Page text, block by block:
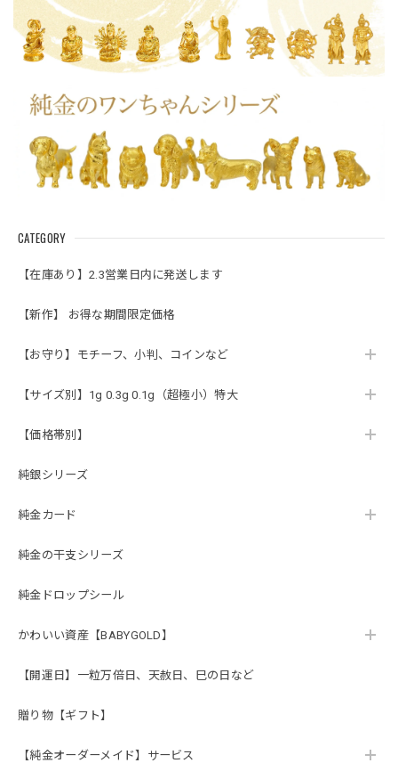
CATEGORY
【在庫あり】2.3営業日内に発送します
【新作】 お得な期間限定価格
【お守り】モチーフ、小判、コインなど
【サイズ別】1g 0.3g 0.1g（超極小）特大
【価格帯別】
純銀シリーズ
純金カード
純金の干支シリーズ
純金ドロップシール
かわいい資産【BABYGOLD】
【開運日】一粒万倍日、天赦日、巳の日など
贈り物【ギフト】
【純金オーダーメイド】サービス